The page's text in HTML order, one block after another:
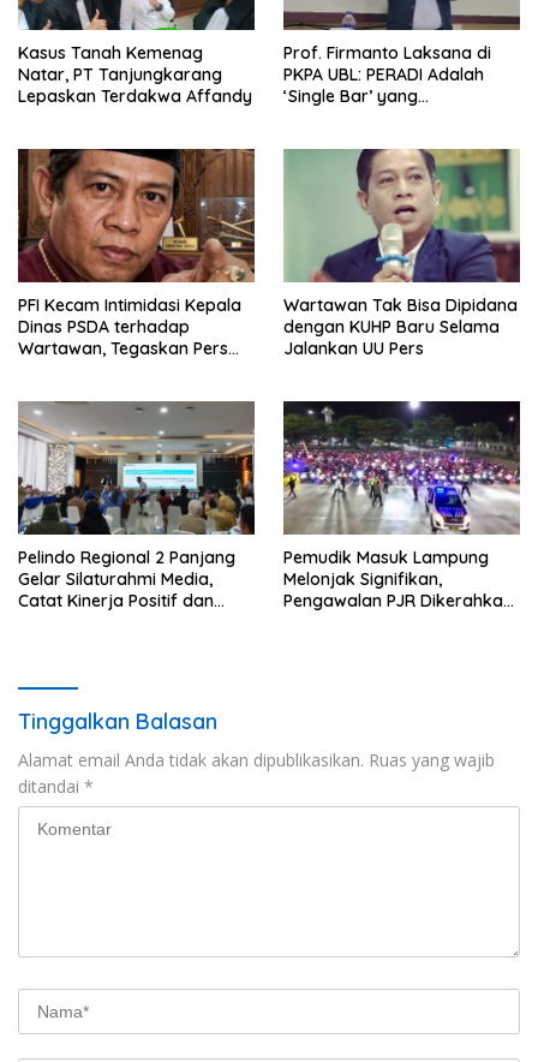
Kasus Tanah Kemenag
Natar, PT Tanjungkarang
Lepaskan Terdakwa Affandy
Prof. Firmanto Laksana di
PKPA UBL: PERADI Adalah
‘Single Bar’ yang
PFI Kecam Intimidasi Kepala
Dinas PSDA terhadap
Wartawan, Tegaskan Pers
Wartawan Tak Bisa Dipidana
dengan KUHP Baru Selama
Jalankan UU Pers
Pelindo Regional 2 Panjang
Gelar Silaturahmi Media,
Catat Kinerja Positif dan
Pemudik Masuk Lampung
Melonjak Signifikan,
Pengawalan PJR Dikerahkan,
Tinggalkan Balasan
Alamat email Anda tidak akan dipublikasikan. Ruas yang wajib
ditandai *